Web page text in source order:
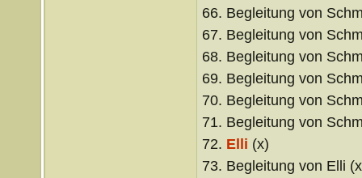
66. Begleitung von
67. Begleitung von
68. Begleitung von
69. Begleitung von
70. Begleitung von
71. Begleitung von
72. Elli (x)
73. Begleitung von Elli